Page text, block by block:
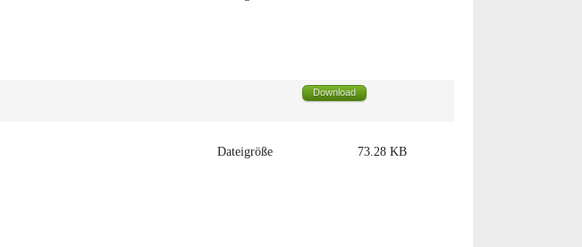
Download
Dateigröße 73.28 KB